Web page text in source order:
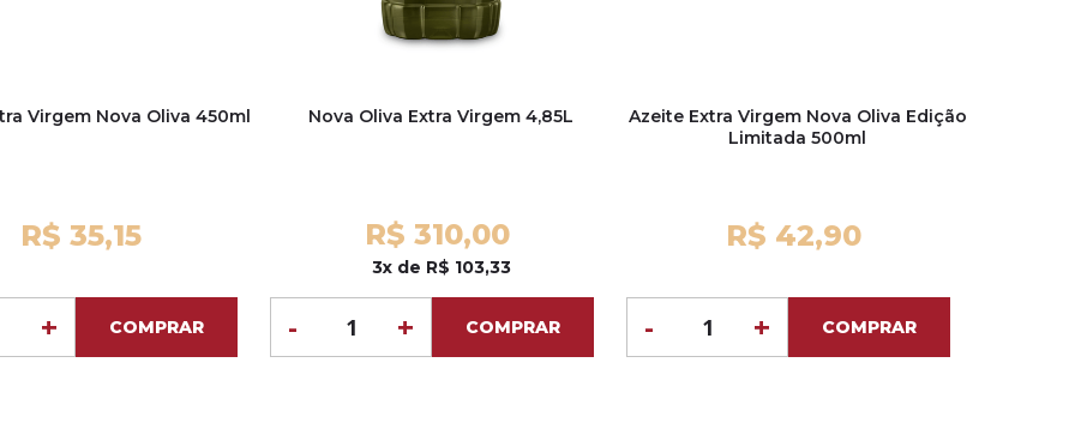
Virgem Nova Oliva 450ml
R$ 35,15
+ COMPRAR
Nova Oliva Extra Virgem 4,85L
R$ 310,00
3x de R$ 103,33
+
- COMPRAR
Azeite Extra Virgem Nova Oliva Edição
Limitada 500ml
R$ 42,90
+
- COMPRAR